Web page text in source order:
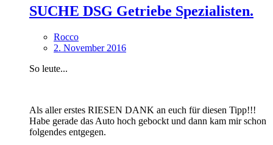
SUCHE DSG Getriebe Spezialisten.
Rocco
2. November 2016
So leute...
Als aller erstes RIESEN DANK an euch für diesen Tipp!!!
Habe gerade das Auto hoch gebockt und dann kam mir schon
folgendes entgegen.